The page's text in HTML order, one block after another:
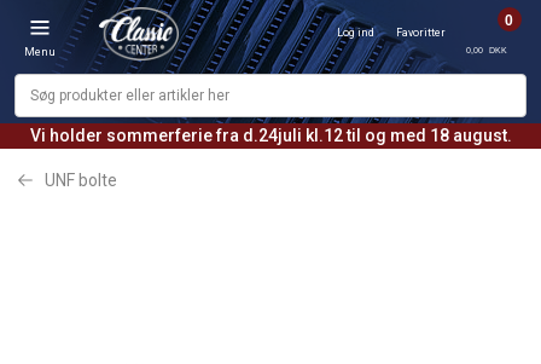
Vi holder sommerferie fra d.24juli kl.12 til og med 18 august.
Menu
Log ind Favoritter
0
0,00 DKK
UNF bolte